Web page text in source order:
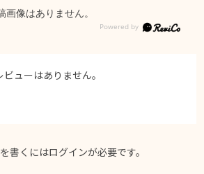
画像はありません。
ビューはありません。
書くにはログインが必要です。